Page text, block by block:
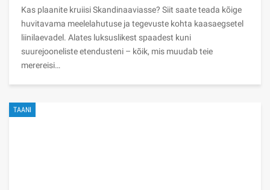
Kas plaanite kruiisi Skandinaaviasse? Siit saate teada kõige
huvitavama meelelahutuse ja tegevuste kohta kaasaegsetel
liinilaevadel. Alates luksuslikest spaadest kuni
suurejooneliste etendusteni – kõik, mis muudab teie
merereisi…
TAANI